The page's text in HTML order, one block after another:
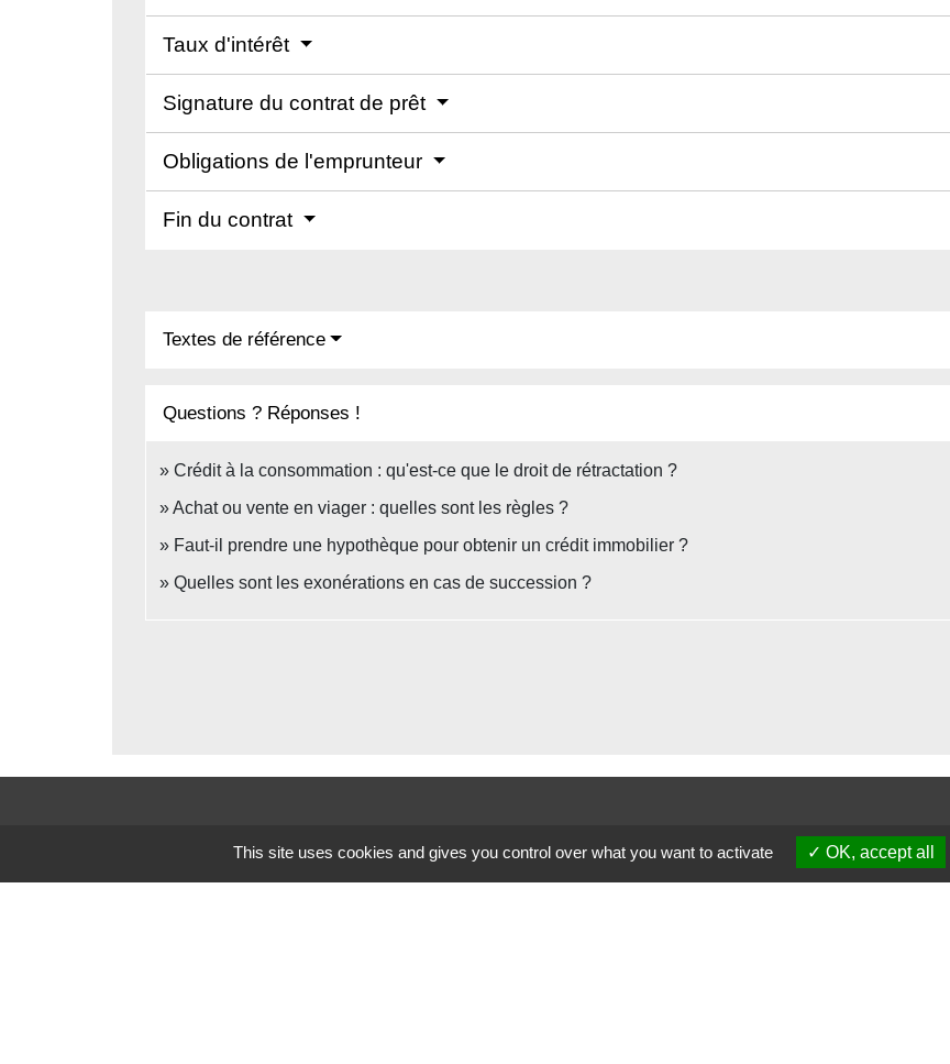
Taux d'intérêt
Signature du contrat de prêt
Obligations de l'emprunteur
Fin du contrat
Textes de référence
Questions ? Réponses !
Crédit à la consommation : qu'est-ce que le droit de rétractation ?
Achat ou vente en viager : quelles sont les règles ?
Faut-il prendre une hypothèque pour obtenir un crédit immobilier ?
Quelles sont les exonérations en cas de succession ?
ContactsThis site uses cookies and gives you control over what you want to activate OK, accept all